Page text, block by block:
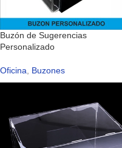
Buzón de Sugerencias
Personalizado
Oficina Buzones